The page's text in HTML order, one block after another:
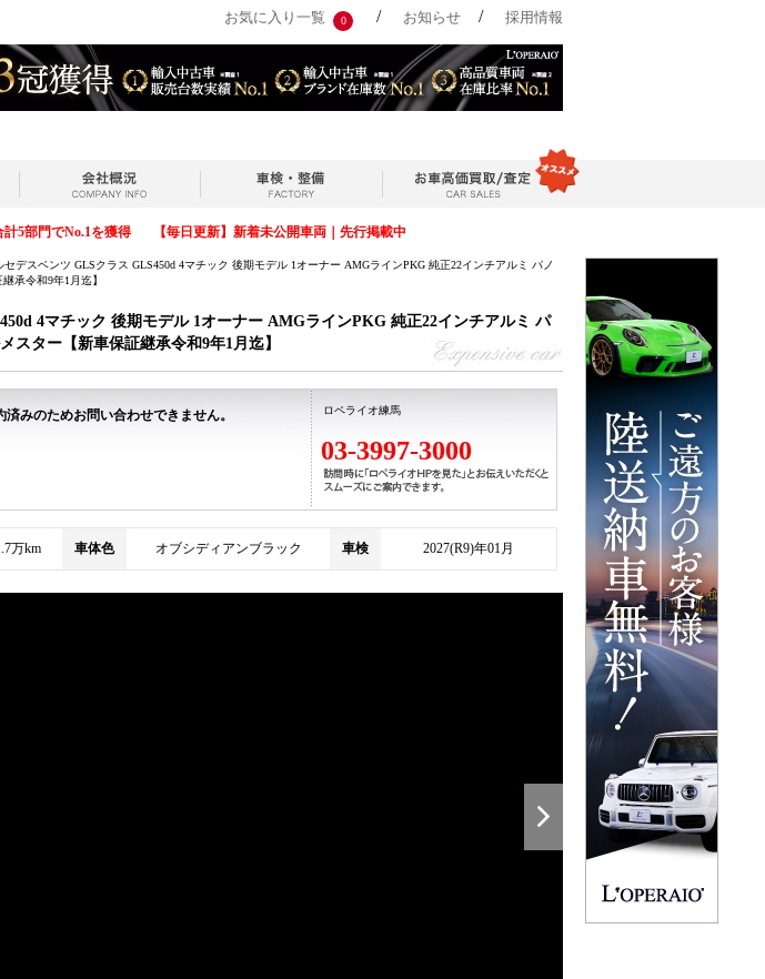
お気に入り一覧 0 / お知らせ / 採用情報
計5部門でNo.1を獲得 【毎日更新】新着未公開車両｜先行掲載中
セデスベンツ GLSクラス GLS450d 4マチック 後期モデル 1オーナー AMGラインPKG 純正22インチアルミ パノ
承令和9年1月迄】
4マチック 後期モデル 1オーナー AMGラインPKG 純正22インチアルミ パ
スター【新車保証継承令和9年1月迄】
済みのためお問い合わせできません。 ロペライオ練馬
03-3997-3000
万km 車体色 オブシディアンブラック 車検 2027(R9)年01月